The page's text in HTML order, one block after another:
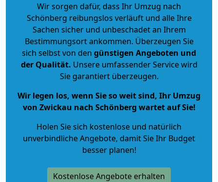
Wir sorgen dafür, dass Ihr Umzug nach
Schönberg reibungslos verläuft und alle Ihre
Sachen sicher und unbeschadet an Ihrem
Bestimmungsort ankommen. Überzeugen Sie
sich selbst von den günstigen Angeboten und
der Qualität. Unsere umfassender Service wird
Sie garantiert überzeugen.
Wir legen los, wenn Sie so weit sind, Ihr Umzug
von Zwickau nach Schönberg wartet auf Sie!
Holen Sie sich kostenlose und natürlich
unverbindliche Angebote, damit Sie Ihr Budget
besser planen!
Kostenlose Angebote erhalten